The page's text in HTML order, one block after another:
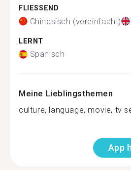
FLIESSEND
Chinesisch (vereinfacht)
LERNT
Spanisch
Meine Lieblingsthemen
culture, language, movie, tv
App